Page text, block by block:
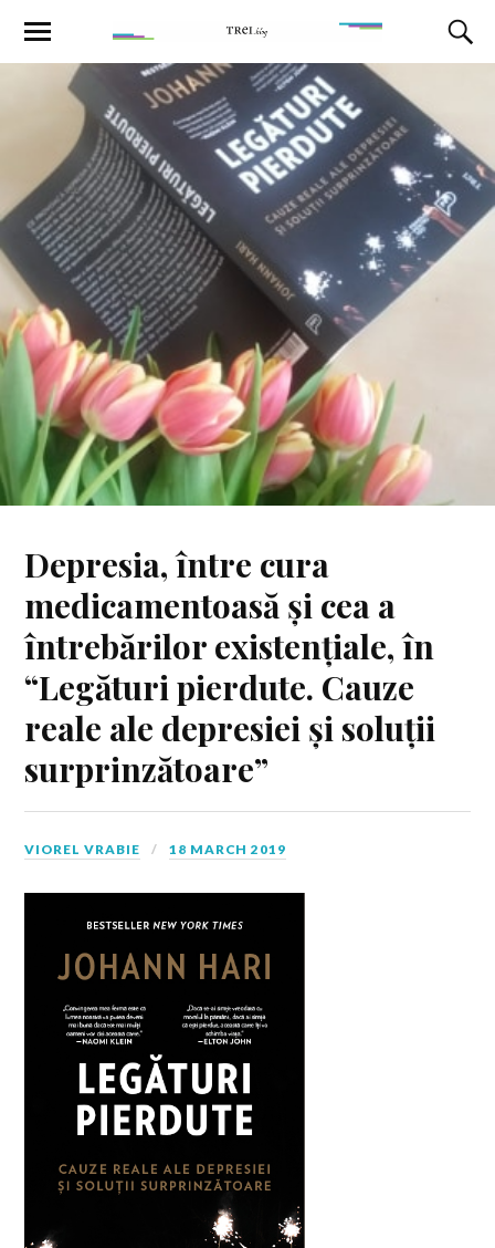
Depresia, între cura
medicamentoasă și cea a
întrebărilor existențiale, în
“Legături pierdute. Cauze
reale ale depresiei și soluții
surprinzătoare”
VIOREL VRABIE 18 MARCH 2019